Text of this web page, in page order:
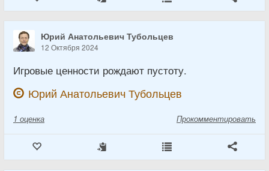
Юрий Анатольевич Тубольцев
12 Октября 2024
Игровые ценности рождают пустоту.
Юрий Анатольевич Тубольцев
1 оценка Прокомментировать